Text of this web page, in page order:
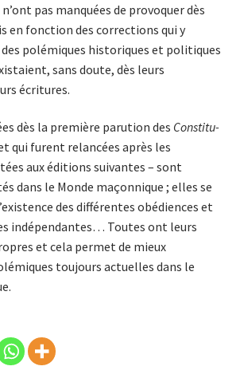
pas manquées de provoquer dès
en fonction des corrections qui y
polémiques historiques et politiques
sans doute, dès leurs
écritures.
dès la première parution des Constitu­
qui furent relancées après les
aux éditions suivantes – sont
dans le Monde maçonnique ; elles se
des différentes obédiences et
indépendantes… Toutes ont leurs
et cela permet de mieux
toujours actuelles dans le